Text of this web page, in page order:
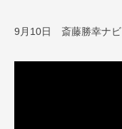
9月10日 斎藤勝幸ナビ